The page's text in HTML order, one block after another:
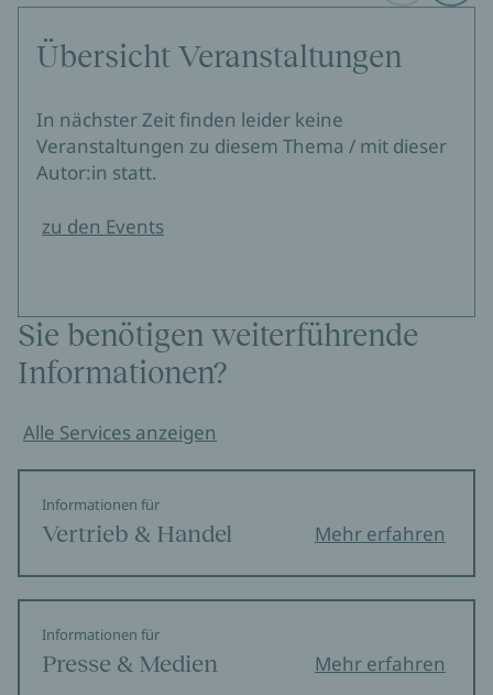
Übersicht Veranstaltungen
In nächster Zeit finden leider keine
Veranstaltungen zu diesem Thema / mit dieser
Autor:in statt.
zu den Events
Sie benötigen weiterführende
Informationen?
Alle Services anzeigen
Informationen für
Vertrieb & Handel Mehr erfahren
Informationen für
Presse & Medien Mehr erfahren